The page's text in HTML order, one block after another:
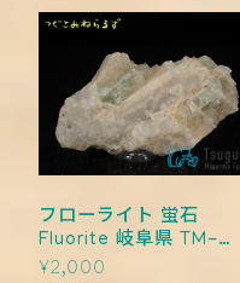
フローライト 蛍石
Fluorite 岐阜県 TM-
0006
¥2,000